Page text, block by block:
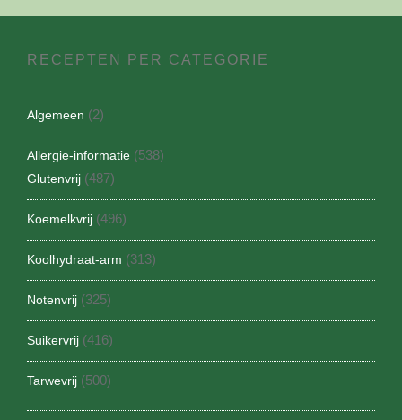
RECEPTEN PER CATEGORIE
Algemeen (2)
Allergie-informatie (538)
Glutenvrij (487)
Koemelkvrij (496)
Koolhydraat-arm (313)
Notenvrij (325)
Suikervrij (416)
Tarwevrij (500)